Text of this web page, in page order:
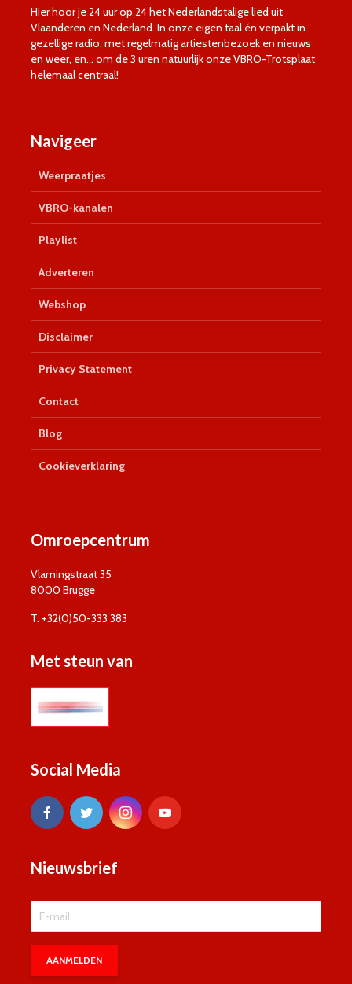
Hier hoor je 24 uur op 24 het Nederlandstalige lied uit
Vlaanderen en Nederland. In onze eigen taal én verpakt in
gezellige radio, met regelmatig artiestenbezoek en nieuws
en weer, en… om de 3 uren natuurlijk onze VBRO-Trotsplaat
helemaal centraal!
Navigeer
Weerpraatjes
VBRO-kanalen
Playlist
Adverteren
Webshop
Disclaimer
Privacy Statement
Contact
Blog
Cookieverklaring
Omroepcentrum
Vlamingstraat 35
8000 Brugge
T. +32(0)50-333 383
Met steun van
Social Media
Nieuwsbrief